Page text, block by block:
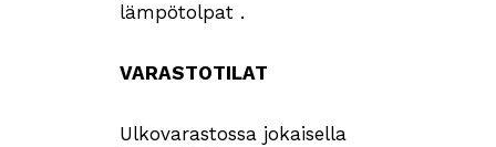
lämpötolpat .
VARASTOTILAT
Ulkovarastossa jokaisella